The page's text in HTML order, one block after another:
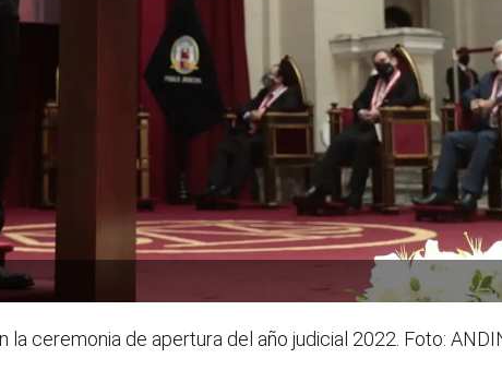
la ceremonia de apertura del año judicial 2022. Foto: